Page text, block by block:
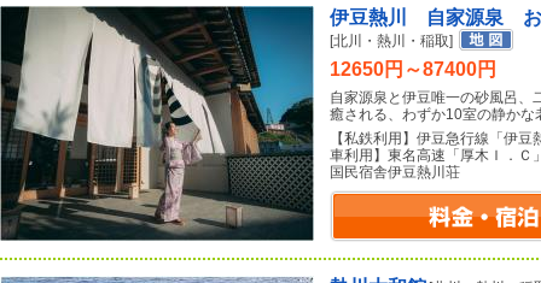
伊豆熱川 自家源泉
[北川・熱川・稲取]
12650円～87400円
自家源泉と伊豆唯一の砂風呂、
癒される、わずか10室の静か
【私鉄利用】伊豆急行線「伊
車利用】東名高速「厚木Ｉ．
国民宿舎伊豆熱川荘